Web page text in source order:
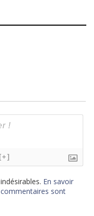
En savoir
sont